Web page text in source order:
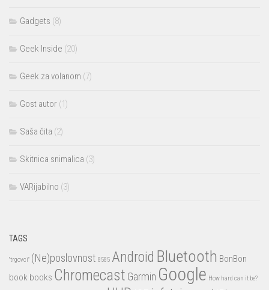
Gadgets (8)
Geek Inside (20)
Geek za volanom (7)
Gost autor (1)
Saša čita (2)
Skitnica snimalica (3)
VARijabilno (3)
TAGS
"trgovci" (Ne)poslovnost 8585 Android Bluetooth BonBon
book books Chromecast Garmin Google How hard can it be?